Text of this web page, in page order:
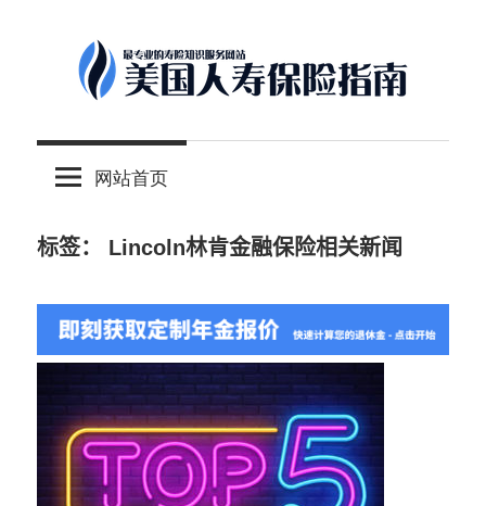
content
美
寿
保
险
最
的
国
险
财
服
务
网站首页
标签： Lincoln林肯金融保险相关新闻